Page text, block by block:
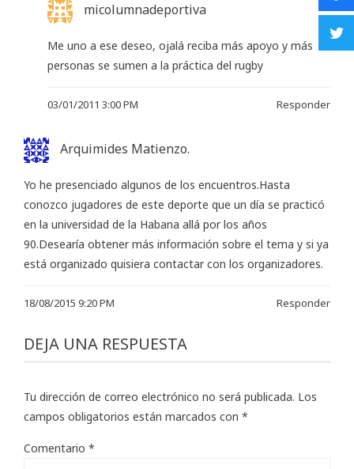
micolumnadeportiva
Me uno a ese deseo, ojalá reciba más apoyo y más
personas se sumen a la práctica del rugby
03/01/2011 3:00 PM Responder
Arquimides Matienzo.
Yo he presenciado algunos de los encuentros.Hasta
conozco jugadores de este deporte que un día se practicó
en la universidad de la Habana allá por los años
90.Desearía obtener más información sobre el tema y si ya
está organizado quisiera contactar con los organizadores.
18/08/2015 9:20 PM Responder
DEJA UNA RESPUESTA
Tu dirección de correo electrónico no será publicada. Los
campos obligatorios están marcados con *
Comentario *